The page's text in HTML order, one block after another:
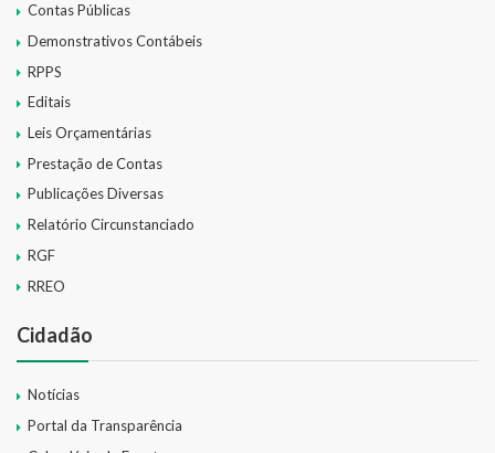
Contas Públicas
Demonstrativos Contábeis
RPPS
Editais
Leis Orçamentárias
Prestação de Contas
Publicações Diversas
Relatório Circunstanciado
RGF
RREO
Cidadão
Notícias
Portal da Transparência